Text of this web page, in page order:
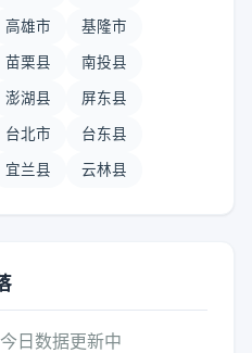
高雄市 基隆市
苗栗县 南投县
澎湖县 屏东县
台北市 台东县
宜兰县 云林县
今日数据更新中